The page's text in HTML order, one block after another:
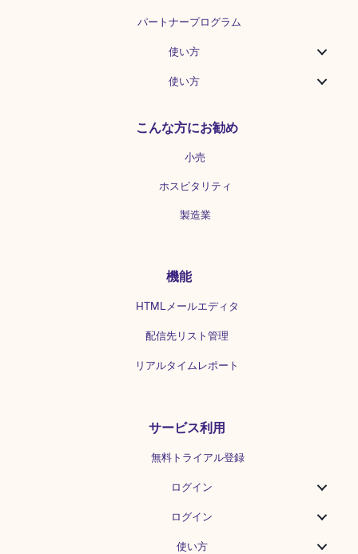
パートナープログラム
使い方
使い方
こんな方にお勧め
小売
ホスピタリティ
製造業
機能
HTMLメールエディタ
配信先リスト管理
リアルタイムレポート
サービス利用
無料トライアル登録
ログイン
ログイン
使い方